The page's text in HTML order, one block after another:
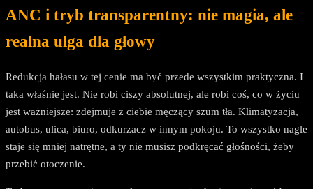
ANC i tryb transparentny: nie magia, ale
realna ulga dla głowy
Redukcja hałasu w tej cenie ma być przede wszystkim praktyczna. I
taka właśnie jest. Nie robi ciszy absolutnej, ale robi coś, co w życiu
jest ważniejsze: zdejmuje z ciebie męczący szum tła. Klimatyzacja,
autobus, ulica, biuro, odkurzacz w innym pokoju. To wszystko nagle
staje się mniej natrętne, a ty nie musisz podkręcać głośności, żeby
przebić otoczenie.